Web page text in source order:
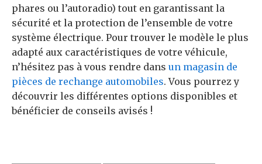
phares ou l’autoradio) tout en garantissant la
sécurité et la protection de l’ensemble de votre
système électrique. Pour trouver le modèle le plus
adapté aux caractéristiques de votre véhicule,
n’hésitez pas à vous rendre dans un magasin de
pièces de rechange automobiles. Vous pourrez y
découvrir les différentes options disponibles et
bénéficier de conseils avisés !